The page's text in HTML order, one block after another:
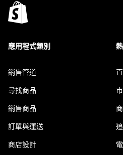
應用程式類別
銷售管道
尋找商品
銷售商品
訂單與運送
商店設計